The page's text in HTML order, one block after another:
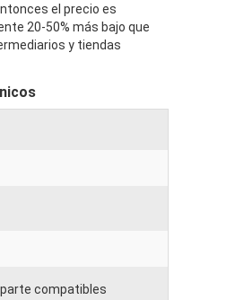
el precio es
20-50% más bajo que
y tiendas
compatibles